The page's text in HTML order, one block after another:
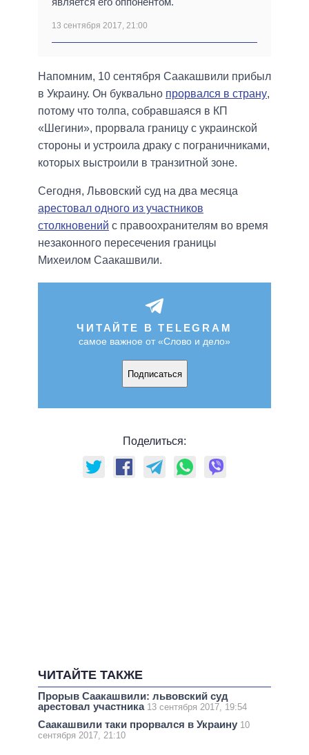
13 сентября 2017, 21:00
Напомним, 10 сентября Саакашвили прибыл
в Украину. Он буквально прорвался в страну,
потому что толпа, собравшаяся в КП
«Шегини», прорвала границу с украинской
стороны и устроила драку с пограничниками,
которых выстроили в транзитной зоне.
Сегодня, Львовский суд на два месяца
арестовал одного из участников
столкновений с правоохранителям во время
незаконного пересечения границы
Михеилом Саакашвили.
ЧИТАЙТЕ В TELEGRAM
самое важное от «Слово и дело»
Подписаться
Поделиться:
ЧИТАЙТЕ ТАКЖЕ
Прорыв Саакашвили: львовский суд
арестовал участника 13 сентября 2017, 19:54
Саакашвили таки прорвался в Украину 10
сентября 2017, 21:10